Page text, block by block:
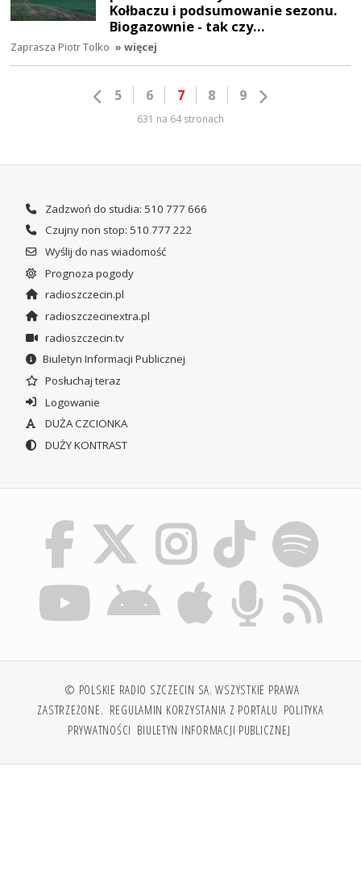
Kołbaczu i podsumowanie sezonu.
Biogazownie - tak czy…
Zaprasza Piotr Tolko » więcej
5 6 7 8 9
631 na 64 stronach
Zadzwoń do studia: 510 777 666
Czujny non stop: 510 777 222
Wyślij do nas wiadomość
Prognoza pogody
radioszczecin.pl
radioszczecinextra.pl
radioszczecin.tv
Biuletyn Informacji Publicznej
Posłuchaj teraz
Logowanie
DUŻA CZCIONKA
DUŻY KONTRAST
© POLSKIE RADIO SZCZECIN SA. WSZYSTKIE PRAWA
ZASTRZEŻONE. REGULAMIN KORZYSTANIA Z PORTALU POLITYKA
PRYWATNOŚCI BIULETYN INFORMACJI PUBLICZNEJ